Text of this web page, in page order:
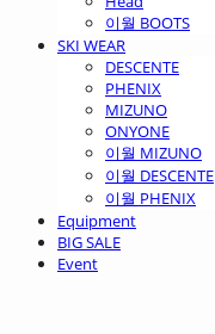
이월 BOOTS
SKI WEAR
DESCENTE
PHENIX
MIZUNO
ONYONE
이월 MIZUNO
이월 DESCENTE
이월 PHENIX
Equipment
BIG SALE
Event